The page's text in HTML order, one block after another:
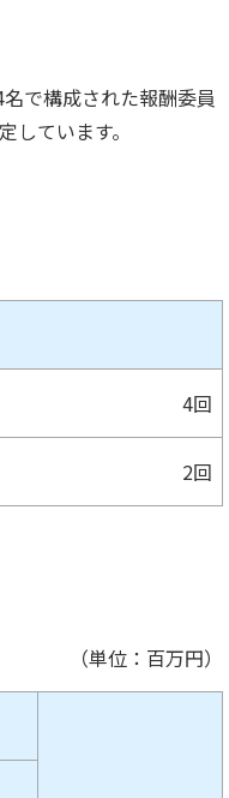
で構成された報酬委員
ています。
4回
2回
（単位：百万円）